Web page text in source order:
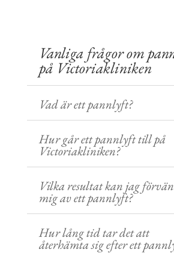
Vanliga frågor om
på Victoriakliniken
Vad är ett pannlyft?
Hur går ett pannlyft till på
Victoriakliniken?
Vilka resultat kan jag
mig av ett pannlyft?
Hur lång tid tar det att
återhämta sig efter ett